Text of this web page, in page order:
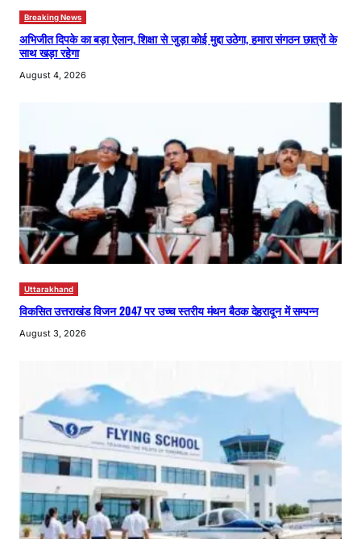
Breaking News
अभिजीत दिपके का बड़ा ऐलान, शिक्षा से जुड़ा कोई मुद्दा उठेगा, हमारा संगठन छात्रों के
साथ खड़ा रहेगा
August 4, 2026
Uttarakhand
विकसित उत्तराखंड विजन 2047 पर उच्च स्तरीय मंथन बैठक देहरादून में सम्पन्न
August 3, 2026